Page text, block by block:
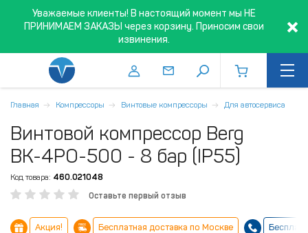
Уважаемые клиенты! В настоящий момент мы НЕ
ПРИНИМАЕМ ЗАКАЗЫ через корзину. Приносим свои
извинения.
Главная Компрессоры Винтовые компрессоры Для автосервиса
Винтовой компрессор Berg
ВК-4РО-500 - 8 бар (IP55)
Код товара: 460.021048
Оставьте первый отзыв
Акция! Бесплатная доставка по Москве